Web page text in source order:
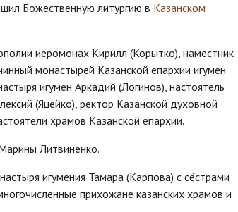
Божественную литургию в Казанском
иеромонах Кирилл (Корытко), наместник
монастырей Казанской епархии игумен
игумен Аркадий (Логинов), настоятель
(Яцейко), ректор Казанской духовной
храмов Казанской епархии.
Литвиненко.
игумения Тамара (Карпова) с сёстрами
прихожане казанских храмов и